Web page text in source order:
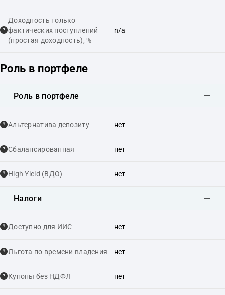
Доходность только
фактических поступлений
(простая доходность), %
n/a
Роль в портфеле
Роль в портфеле
Альтернатива депозиту нет
Сбалансированная нет
High Yield (ВДО) нет
Налоги
Доступно для ИИС нет
Льгота по времени владения нет
Купоны без НДФЛ нет